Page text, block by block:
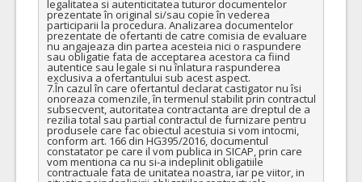
legalitatea si autenticitatea tuturor documentelor
prezentate în original si/sau copie în vederea
participarii la procedura. Analizarea documentelor
prezentate de ofertanti de catre comisia de evaluare
nu angajeaza din partea acesteia nici o raspundere
sau obligatie fata de acceptarea acestora ca fiind
autentice sau legale si nu înlatura raspunderea
exclusiva a ofertantului sub acest aspect.
7.În cazul în care ofertantul declarat castigator nu îsi
onoreaza comenzile, în termenul stabilit prin contractul
subsecvent, autoritatea contractanta are dreptul de a
rezilia total sau partial contractul de furnizare pentru
produsele care fac obiectul acestuia si vom intocmi,
conform art. 166 din HG395/2016, documentul
constatator pe care il vom publica in SICAP, prin care
vom mentiona ca nu si-a indeplinit obligatiile
contractuale fata de unitatea noastra, iar pe viitor, in